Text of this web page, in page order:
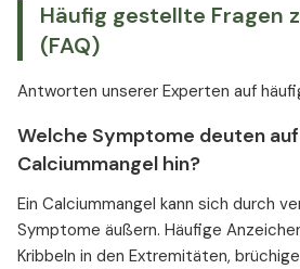
Häufig gestellte Fragen
(FAQ)
Antworten unserer Experten auf
Welche Symptome deuten
Calciummangel hin?
Ein Calciummangel kann sich durch
Symptome äußern. Häufige
Kribbeln in den Extremitäten,